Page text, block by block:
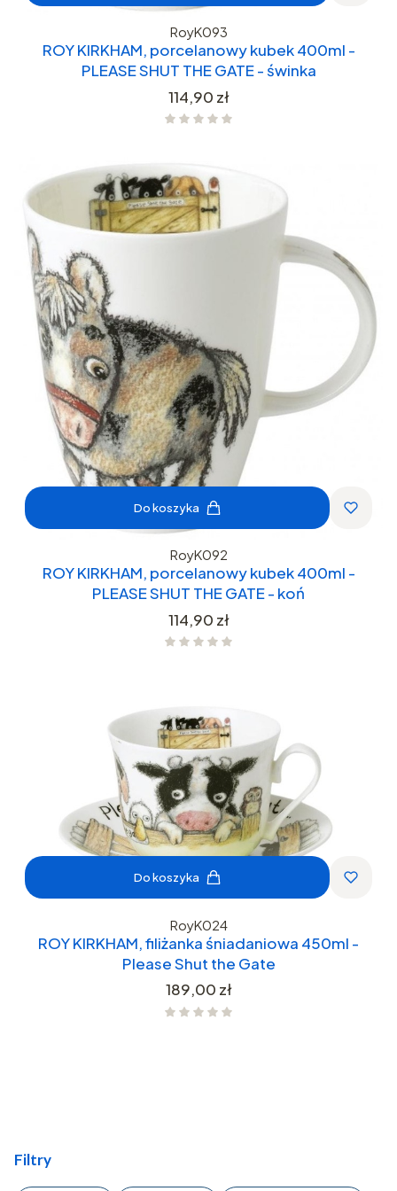
RoyK093
ROY KIRKHAM, porcelanowy kubek 400ml -
PLEASE SHUT THE GATE - świnka
Cena
114,90 zł
Do koszyka
RoyK092
ROY KIRKHAM, porcelanowy kubek 400ml -
PLEASE SHUT THE GATE - koń
Cena
114,90 zł
Do koszyka
RoyK024
ROY KIRKHAM, filiżanka śniadaniowa 450ml -
Please Shut the Gate
Cena
189,00 zł
Filtry